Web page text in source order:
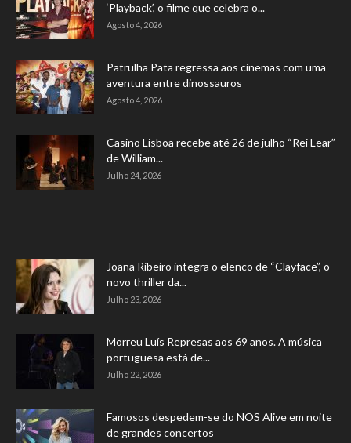
‘Playback’, o filme que celebra o...
Agosto 4, 2026
Patrulha Pata regressa aos cinemas com uma
aventura entre dinossauros
Agosto 4, 2026
Casino Lisboa recebe até 26 de julho “Rei Lear”
de William...
Julho 24, 2026
Joana Ribeiro integra o elenco de “Clayface”, o
novo thriller da...
Julho 23, 2026
Morreu Luís Represas aos 69 anos. A música
portuguesa está de...
Julho 22, 2026
Famosos despedem-se do NOS Alive em noite
de grandes concertos